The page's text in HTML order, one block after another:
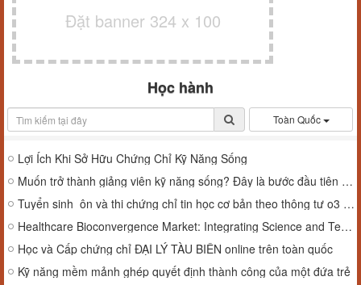
Đặt banner 324 x 100
Học hành
Toàn Quốc
Lợi Ích Khi Sở Hữu Chứng Chỉ Kỹ Năng Sống
Muốn trở thành giảng viên kỹ năng sống? Đây là bước đầu tiên bạn cần!
Tuyển sinh ôn và thi chứng chỉ tin học cơ bản theo thông tư o3 và tiếng anh a2, b1, b2
Healthcare Bioconvergence Market: Integrating Science and Technology for Next-Gen Healthcare
Học và Cấp chứng chỉ ĐẠI LÝ TÀU BIỂN online trên toàn quốc
Kỹ năng mềm mảnh ghép quyết định thành công của một đứa trẻ